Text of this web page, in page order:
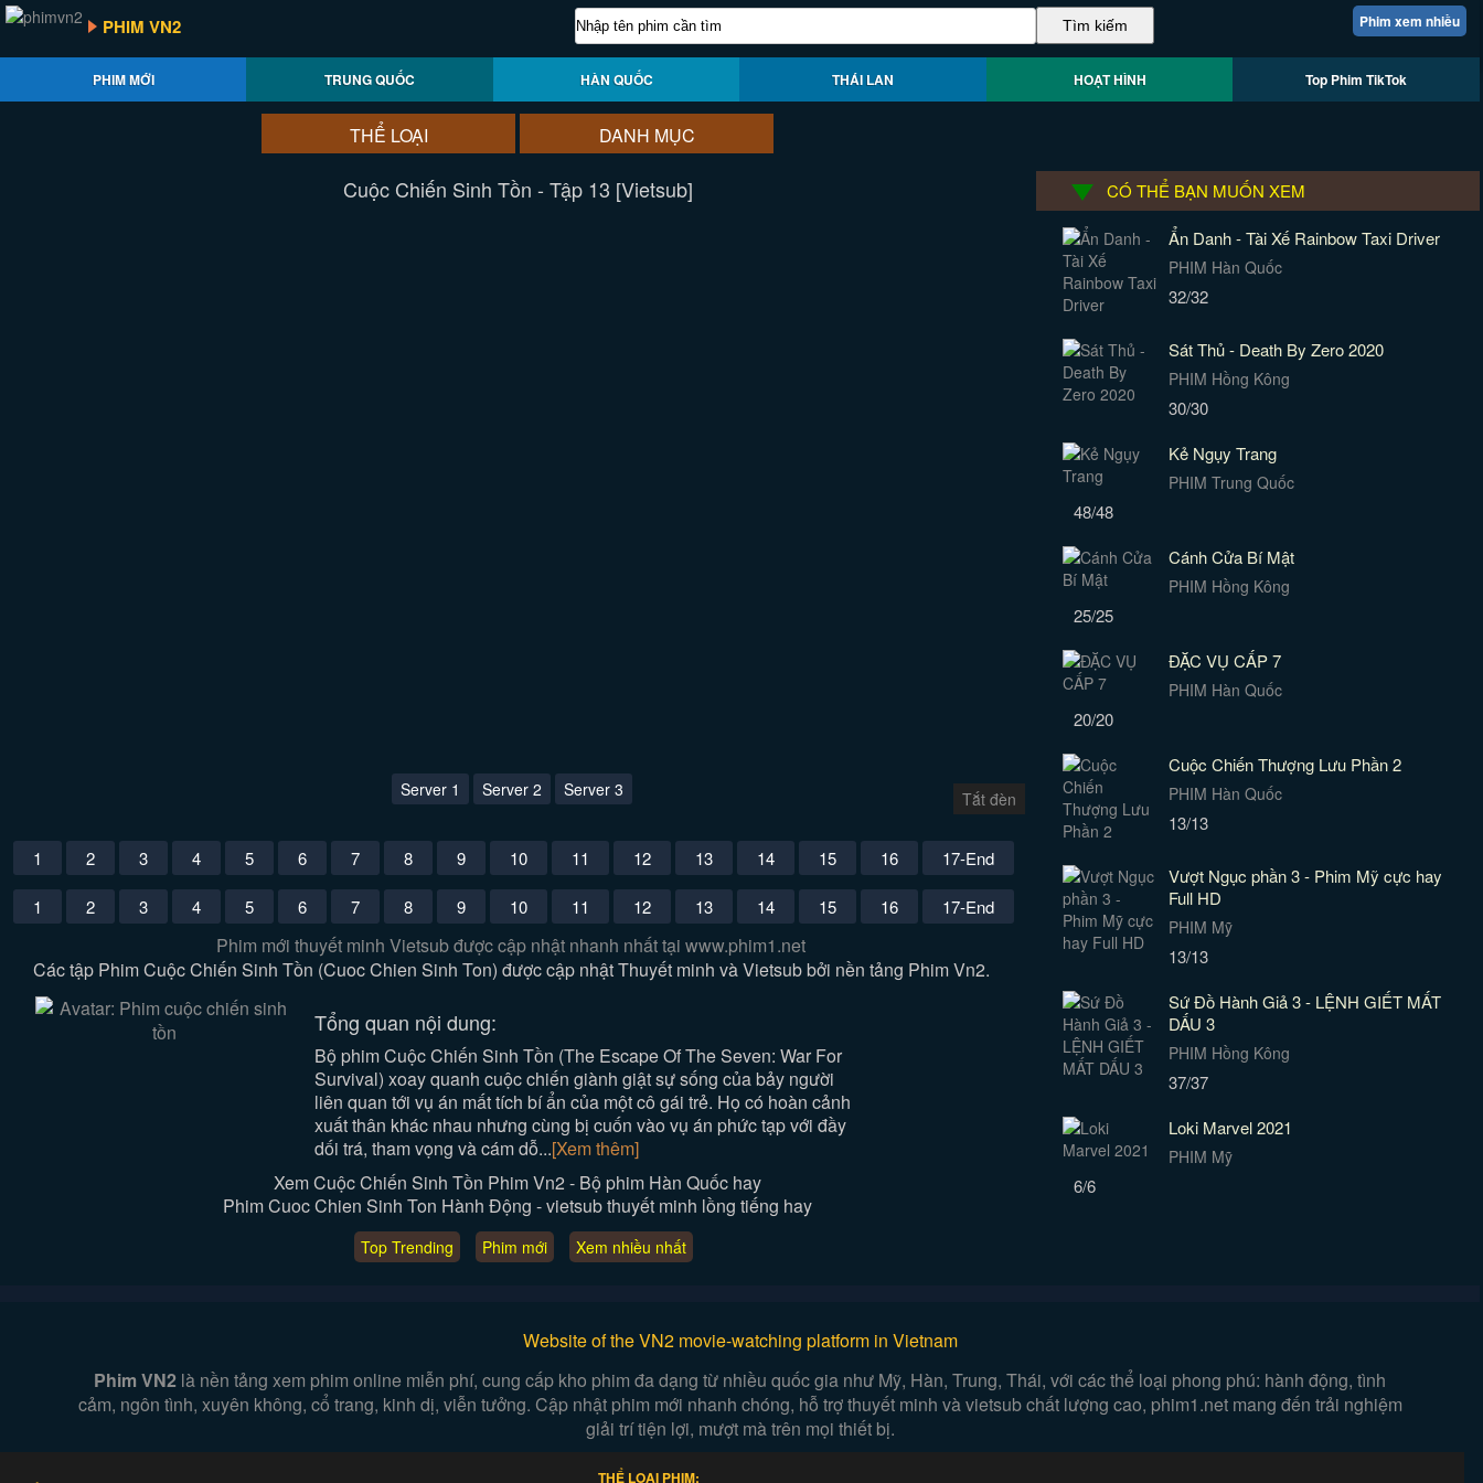
Phim xem nhiều
PHIM VN2
PHIM MỚI TRUNG QUỐC HÀN QUỐC THÁI LAN HOẠT HÌNH Top Phim TikTok
THỂ LOẠI DANH MỤC
Cuộc Chiến Sinh Tồn - Tập 13 [Vietsub]
Server 1 Server 2 Server 3 Tắt đèn
1 2 3 4 5 6 7 8 9 10 11 12 13 14 15 16 17-End
1 2 3 4 5 6 7 8 9 10 11 12 13 14 15 16 17-End
Phim mới thuyết minh Vietsub được cập nhật nhanh nhất tại www.phim1.net
Các tập Phim Cuộc Chiến Sinh Tồn (Cuoc Chien Sinh Ton) được cập nhật Thuyết minh và Vietsub bởi nền tảng Phim Vn2.
Tổng quan nội dung:
Bộ phim Cuộc Chiến Sinh Tồn (The Escape Of The Seven: War For
Survival) xoay quanh cuộc chiến giành giật sự sống của bảy người
liên quan tới vụ án mất tích bí ẩn của một cô gái trẻ. Họ có hoàn cảnh
xuất thân khác nhau nhưng cùng bị cuốn vào vụ án phức tạp với đầy
dối trá, tham vọng và cám dỗ...[Xem thêm]
Xem Cuộc Chiến Sinh Tồn Phim Vn2 - Bộ phim Hàn Quốc hay
Phim Cuoc Chien Sinh Ton Hành Động - vietsub thuyết minh lồng tiếng hay
CÓ THỂ BẠN MUỐN XEM
Ẩn Danh - Tài Xế Rainbow Taxi Driver
PHIM Hàn Quốc
32/32
Sát Thủ - Death By Zero 2020
PHIM Hồng Kông
30/30
Kẻ Ngụy Trang
PHIM Trung Quốc
48/48
Cánh Cửa Bí Mật
PHIM Hồng Kông
25/25
ĐẶC VỤ CẤP 7
PHIM Hàn Quốc
20/20
Cuộc Chiến Thượng Lưu Phần 2
PHIM Hàn Quốc
13/13
Vượt Ngục phần 3 - Phim Mỹ cực hay
Full HD
PHIM Mỹ
13/13
Sứ Đồ Hành Giả 3 - LỆNH GIẾT MẤT
DẤU 3
PHIM Hồng Kông
37/37
Loki Marvel 2021
PHIM Mỹ
6/6
Top Trending Phim mới Xem nhiều nhất
Website of the VN2 movie-watching platform in Vietnam
Phim VN2 là nền tảng xem phim online miễn phí, cung cấp kho phim đa dạng từ nhiều quốc gia như Mỹ, Hàn, Trung, Thái, với các thể loại phong phú: hành động, tình
cảm, ngôn tình, xuyên không, cổ trang, kinh dị, viễn tưởng. Cập nhật phim mới nhanh chóng, hỗ trợ thuyết minh và vietsub chất lượng cao, phim1.net mang đến trải nghiệm
giải trí tiện lợi, mượt mà trên mọi thiết bị.
THỂ LOẠI PHIM: